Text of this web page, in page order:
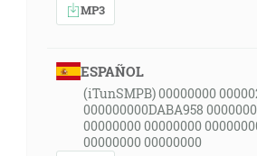
MP3
ESPAÑOL
(iTunSMPB) 00000000
000000000DABA958
00000000 00000000
00000000 00000000